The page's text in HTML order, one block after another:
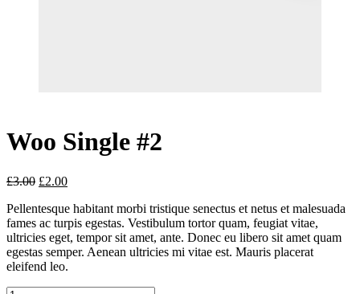
Woo Single #2
£3.00 £2.00
Pellentesque habitant morbi tristique senectus et netus et malesuada
fames ac turpis egestas. Vestibulum tortor quam, feugiat vitae,
ultricies eget, tempor sit amet, ante. Donec eu libero sit amet quam
egestas semper. Aenean ultricies mi vitae est. Mauris placerat
eleifend leo.